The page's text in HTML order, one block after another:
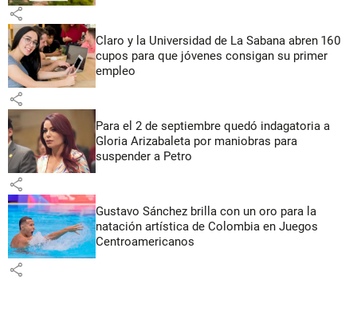
share
Claro y la Universidad de La Sabana abren 160
cupos para que jóvenes consigan su primer
empleo
share
Para el 2 de septiembre quedó indagatoria a
Gloria Arizabaleta por maniobras para
suspender a Petro
share
Gustavo Sánchez brilla con un oro para la
natación artística de Colombia en Juegos
Centroamericanos
share